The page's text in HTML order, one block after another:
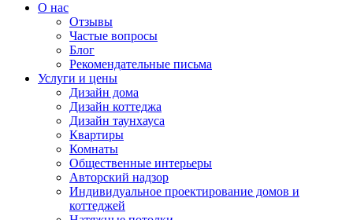
О нас
Отзывы
Частые вопросы
Блог
Рекомендательные письма
Услуги и цены
Дизайн дома
Дизайн коттеджа
Дизайн таунхауса
Квартиры
Комнаты
Общественные интерьеры
Авторский надзор
Индивидуальное проектирование домов и
коттеджей